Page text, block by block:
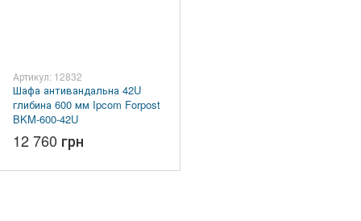
Артикул: 12832
Шафа антивандальна 42U
глибина 600 мм Ipcom Forpost
BKM-600-42U
12 760 грн